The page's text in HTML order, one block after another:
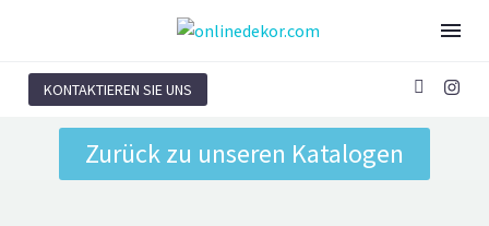
KONTAKTIEREN SIE UNS
Zurück zu unseren Katalogen